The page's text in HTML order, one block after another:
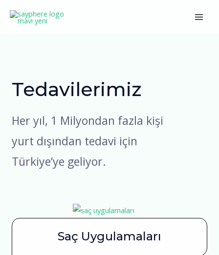
atla
Tedavilerimiz
Her yıl, 1 Milyondan fazla kişi
yurt dışından tedavi için
Türkiye’ye geliyor.
Saç Uygulamaları